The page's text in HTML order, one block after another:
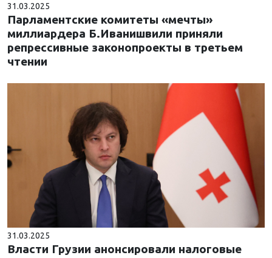
31.03.2025
Парламентские комитеты «мечты»
миллиардера Б.Иванишвили приняли
репрессивные законопроекты в третьем
чтении
31.03.2025
Власти Грузии анонсировали налоговые